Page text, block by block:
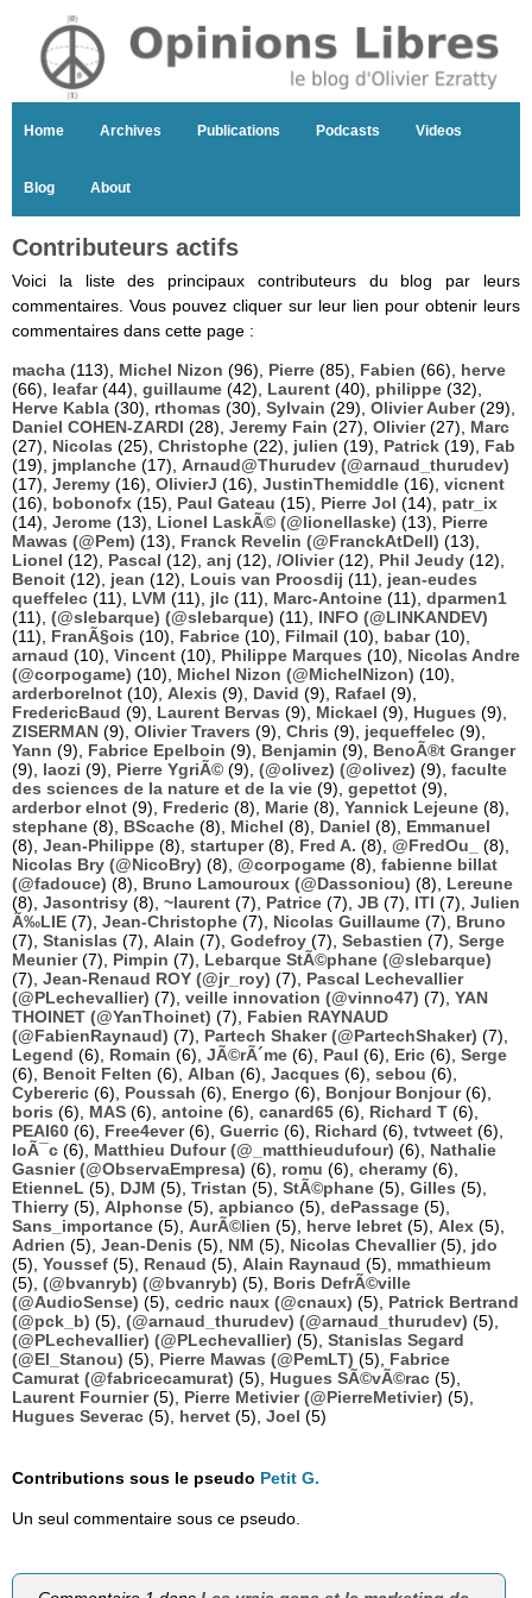
Home Archives Publications Podcasts Videos
Blog About
Contributeurs actifs
Voici la liste des principaux contributeurs du blog par leurs
commentaires. Vous pouvez cliquer sur leur lien pour obtenir leurs
commentaires dans cette page :
macha (113), Michel Nizon (96), Pierre (85), Fabien (66), herve
(66), leafar(44), guillaume (42), Laurent (40), philippe (32),
Herve Kabla (30), rthomas (30), Sylvain (29), Olivier Auber(29),
Daniel COHEN-ZARDI (28), Jeremy Fain (27), Olivier(27), Marc
(27), Nicolas (25), Christophe (22), julien (19), Patrick (19), Fab
(19), jmplanche (17), Arnaud@Thurudev (@arnaud_thurudev)
(17), Jeremy (16), OlivierJ (16), JustinThemiddle (16), vicnent
(16), bobonofx (15), Paul Gateau (15), Pierre Jol (14), patr_ix
(14), Jerome (13), Lionel LaskÃ© (@lionellaske) (13), Pierre
Mawas (@Pem) (13), Franck Revelin (@FranckAtDell) (13),
Lionel (12), Pascal (12), anj (12), /Olivier(12), Phil Jeudy (12),
Benoit (12), jean (12), Louis van Proosdij (11), jean-eudes
queffelec (11), LVM (11), jlc (11), Marc-Antoine (11), dparmen1
(11), (@slebarque) (@slebarque) (11), INFO (@LINKANDEV)
(11), FranÃ§ois (10), Fabrice (10), Filmail (10), babar(10),
arnaud (10), Vincent (10), Philippe Marques (10), Nicolas Andre
(@corpogame) (10), Michel Nizon (@MichelNizon) (10),
arderborelnot (10), Alexis (9), David (9), Rafael (9),
FredericBaud (9), Laurent Bervas (9), Mickael (9), Hugues (9),
ZISERMAN (9), Olivier Travers (9), Chris (9), jequeffelec (9),
Yann (9), Fabrice Epelboin (9), Benjamin (9), BenoÃ®t Granger
(9), laozi (9), Pierre YgriÃ© (9), (@olivez) (@olivez) (9), faculte
des sciences de la nature et de la vie (9), gepettot (9),
arderbor elnot (9), Frederic (8), Marie (8), Yannick Lejeune (8),
stephane (8), BScache (8), Michel (8), Daniel (8), Emmanuel
(8), Jean-Philippe (8), startuper(8), Fred A. (8), @FredOu_
(8),
Nicolas Bry (@NicoBry) (8), @corpogame (8), fabienne billat
(@fadouce) (8), Bruno Lamouroux (@Dassoniou) (8), Lereune
(8), Jasontrisy (8), ~laurent (7), Patrice (7), JB (7), ITI (7), Julien
Ã‰LIE (7), Jean-Christophe (7), Nicolas Guillaume (7), Bruno
(7), Stanislas (7), Alain (7), Godefroy (7), Sebastien (7), Serge
Meunier(7), Pimpin (7), Lebarque StÃ©phane (@slebarque)
(7), Jean-Renaud ROY (@jr_roy) (7), Pascal Lechevallier
(@PLechevallier) (7), veille innovation (@vinno47) (7), YAN
THOINET (@YanThoinet) (7), Fabien RAYNAUD
(@FabienRaynaud) (7), Partech Shaker (@PartechShaker) (7),
Legend (6), Romain (6), JÃ©rÃ´me (6), Paul (6), Eric (6), Serge
(6), Benoit Felten (6), Alban (6), Jacques (6), sebou (6),
Cybereric (6), Poussah (6), Energo (6), Bonjour Bonjour(6),
boris (6), MAS (6), antoine (6), canard65 (6), Richard T (6),
PEAI60 (6), Free4ever(6), Guerric (6), Richard (6), tvtweet (6),
loÃ¯c (6), Matthieu Dufour (@_matthieudufour) (6), Nathalie
Gasnier (@ObservaEmpresa) (6), romu (6), cheramy (6),
EtienneL (5), DJM (5), Tristan (5), StÃ©phane (5), Gilles (5),
Thierry (5), Alphonse (5), apbianco (5), dePassage (5),
Sans_importance (5), AurÃ©lien (5), herve lebret (5), Alex (5),
Adrien (5), Jean-Denis (5), NM (5), Nicolas Chevallier(5), jdo
(5), Youssef (5), Renaud (5), Alain Raynaud (5), mmathieum
(5), (@bvanryb) (@bvanryb) (5), Boris DefrÃ©ville
(@AudioSense) (5), cedric naux (@cnaux) (5), Patrick Bertrand
(@pck_b) (5), (@arnaud_thurudev) (@arnaud_thurudev) (5),
(@PLechevallier) (@PLechevallier) (5), Stanislas Segard
(@El_Stanou) (5), Pierre Mawas (@PemLT) (5), Fabrice
Camurat (@fabricecamurat) (5), Hugues SÃ©vÃ©rac (5),
Laurent Fournier(5), Pierre Metivier (@PierreMetivier) (5),
Hugues Severac (5), hervet (5), Joel (5)
Contributions sous le pseudo Petit G.
Un seul commentaire sous ce pseudo.